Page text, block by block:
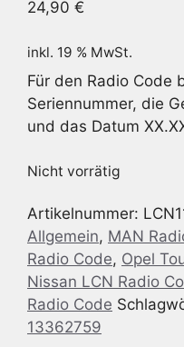
24,90 €
inkl. 19 % MwSt.
Für den Radio Code
Seriennummer, die
und das Datum
Nicht vorrätig
Artikelnummer:
Allgemein, MAN
Radio Code, Opel
Nissan LCN Radio
Radio Code
13362759